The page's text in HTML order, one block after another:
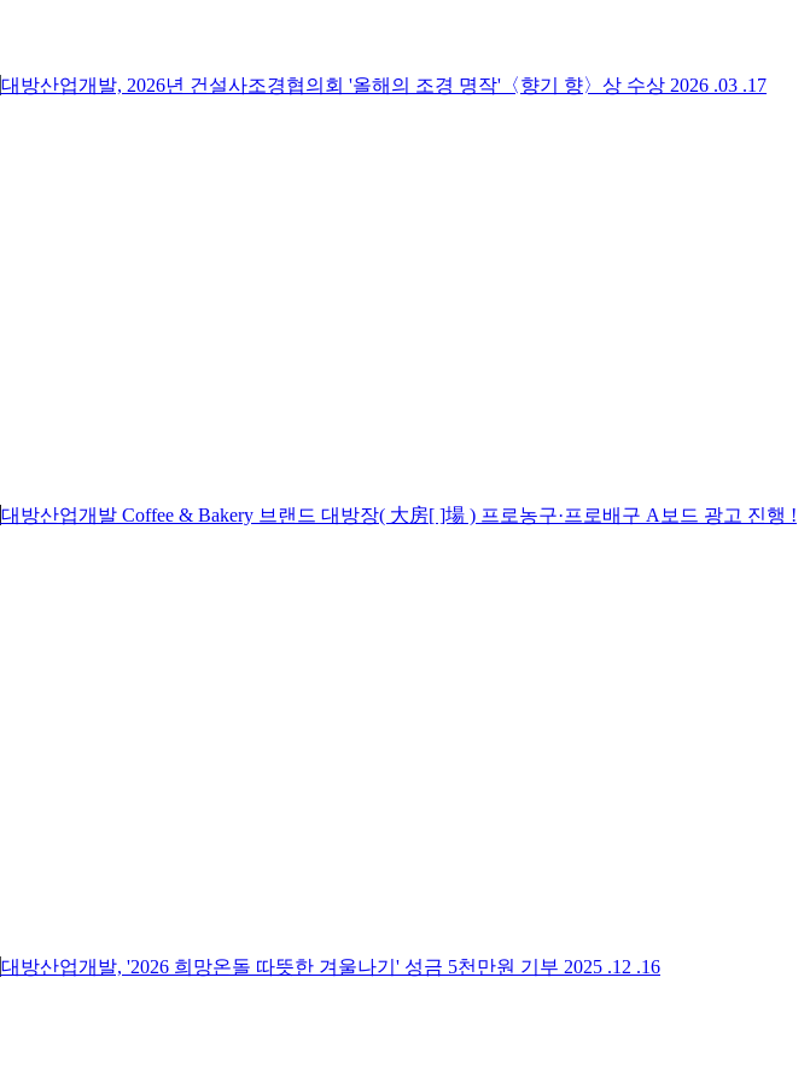
대방산업개발, 2026년 건설사조경협의회 '올해의 조경 명작'〈향기 향〉상 수상 2026 .03 .17
대방산업개발 Coffee & Bakery 브랜드 대방장( 大房[ ]場 ) 프로농구·프로배구 A보드 광고 진행 !
대방산업개발, '2026 희망온돌 따뜻한 겨울나기' 성금 5천만원 기부 2025 .12 .16